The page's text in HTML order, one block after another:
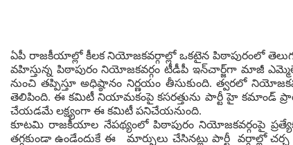
ఏపీ రాజకీయాల్లో కీలక నియోజకవర్గాల్లో ఒకటైన పిఠాపురంలో
వహిస్తున్న పిఠాపురం నియోజకవర్గం టీడీపీ ఇన్‌చార్జ్‌గా మాజీ
నుంచి తప్పిస్తూ అధిష్ఠానం నిర్ణయం తీసుకుంది. త్వరలో
తెలిపింది. ఈ కమిటీ నియామకంపై కసరత్తును పార్టీ హై కమాండ్
చేయడమే లక్ష్యంగా ఈ కమిటీ పనిచేయనుంది.
కూటమి రాజకీయాల నేపథ్యంలో పిఠాపురం నియోజకవర్గంపై
తగ్గకుండా ఉండేందుకే ఈ మార్పులు చేసినట్లు పార్టీ వర్గాల్లో